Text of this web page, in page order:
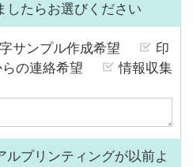
したらお選びください
サンプル作成希望
印
の連絡希望
情報収集
ルプリンティングが以前よ